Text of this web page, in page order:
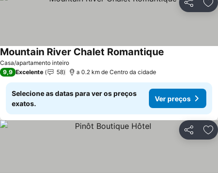
Partilhar
Casa/apartamento inteiro
Mountain River Chalet Romantique
9,9 Excelente 58 a 0.2 km de Centro da cidade
Selecione as datas para ver os preços
exatos.
Ver preços
Partilhar